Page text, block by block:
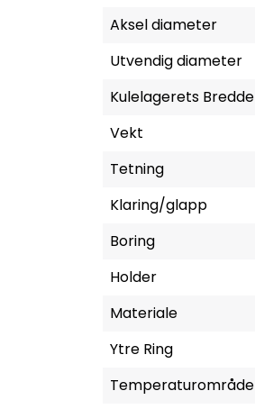
Aksel diameter
Utvendig diameter
Kulelagerets Bredde
Vekt
Tetning
Klaring/glapp
Boring
Holder
Materiale
Ytre Ring
Temperaturområde